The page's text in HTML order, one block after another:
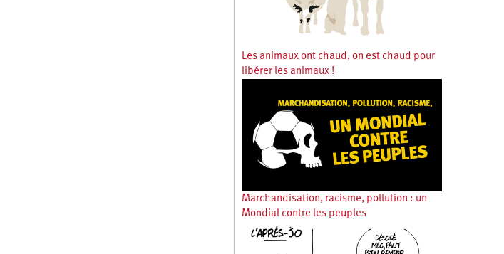
Les animaux ont chaud, on est chaud pour
libérer les animaux !
Marchandisation, racisme, pollution : un
Mondial contre les peuples